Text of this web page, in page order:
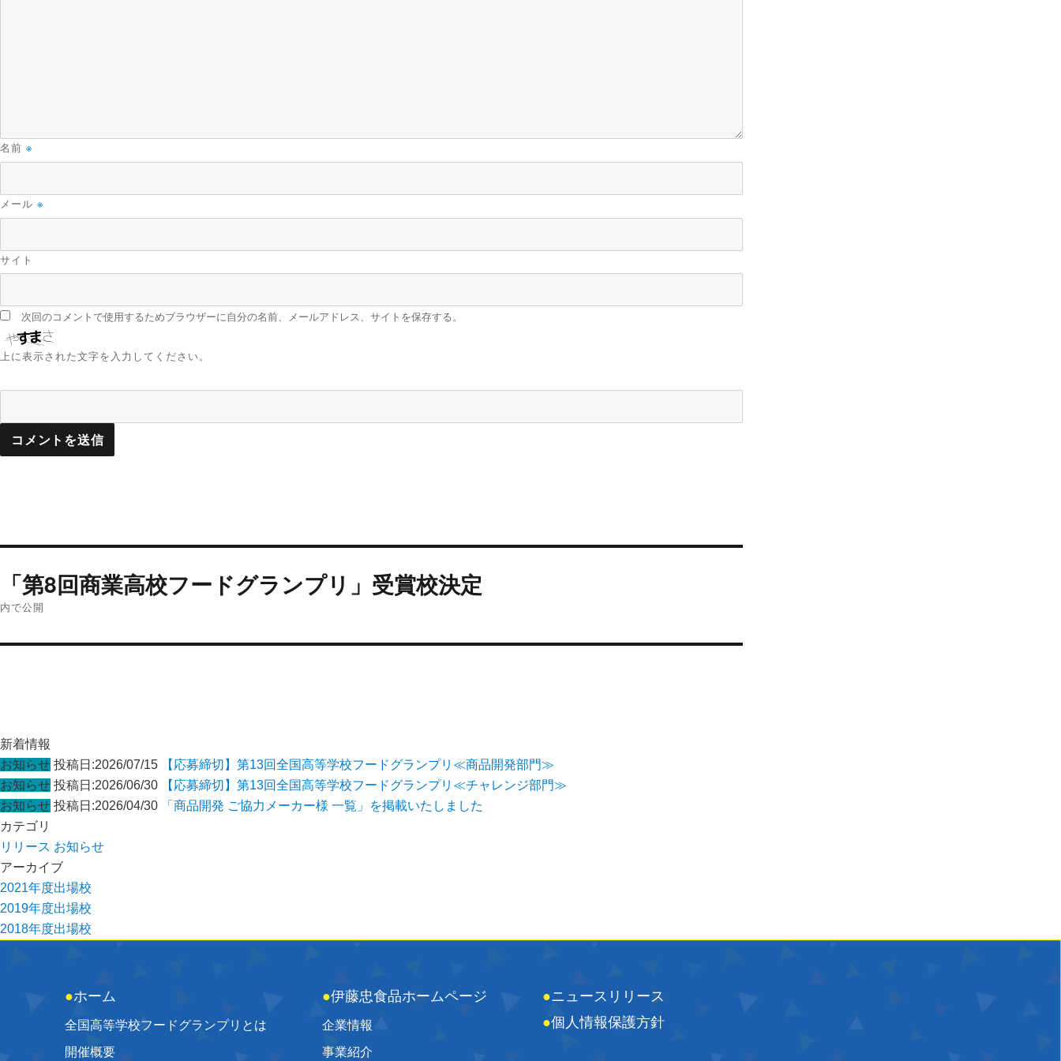
名前 ※
メール ※
サイト
次回のコメントで使用するためブラウザーに自分の名前、メールアドレス、サイトを保存する。
上に表示された文字を入力してください。
ナ
ビ
ゲ
「第8回商業高校フードグランプリ」受賞校決定
内で公開
新着情報
お知らせ 投稿日:2026/07/15
【応募締切】第13回全国高等学校フードグランプリ≪商品開発部門≫
お知らせ 投稿日:2026/06/30
【応募締切】第13回全国高等学校フードグランプリ≪チャレンジ部門≫
お知らせ 投稿日:2026/04/30
「商品開発 ご協力メーカー様 一覧」を掲載いたしました
カテゴリ
リリース お知らせ
アーカイブ
2021年度出場校
2019年度出場校
2018年度出場校
●ホーム
全国高等学校フードグランプリとは
開催概要
●伊藤忠食品ホームページ
企業情報
事業紹介
●ニュースリリース
●個人情報保護方針